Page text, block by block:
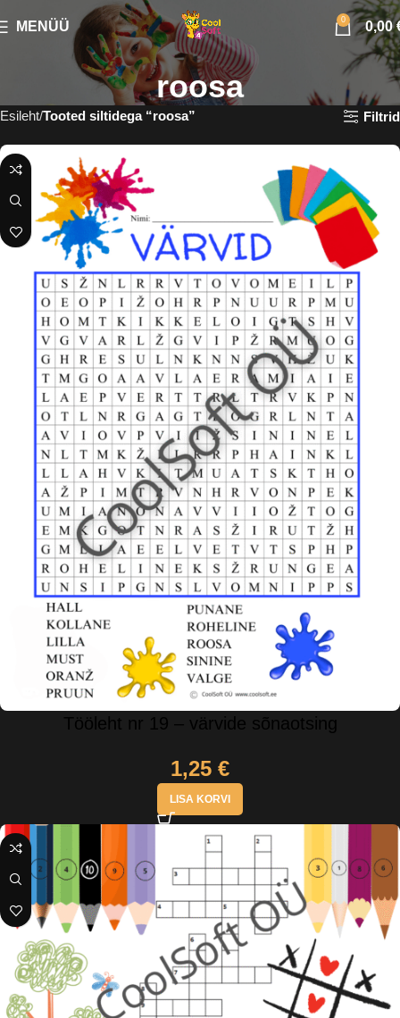
MENÜÜ 0 0,00
roosa
Esileht Tooted siltidega “roosa” Filtrid
Tööleht nr 19 – värvide sõnaotsing
1,25 €
LISA KORVI